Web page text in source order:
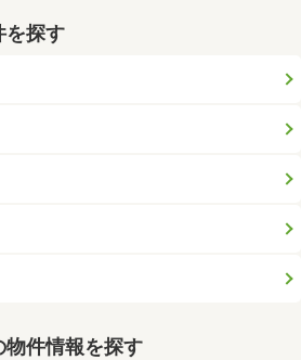
を探す
物件情報を探す